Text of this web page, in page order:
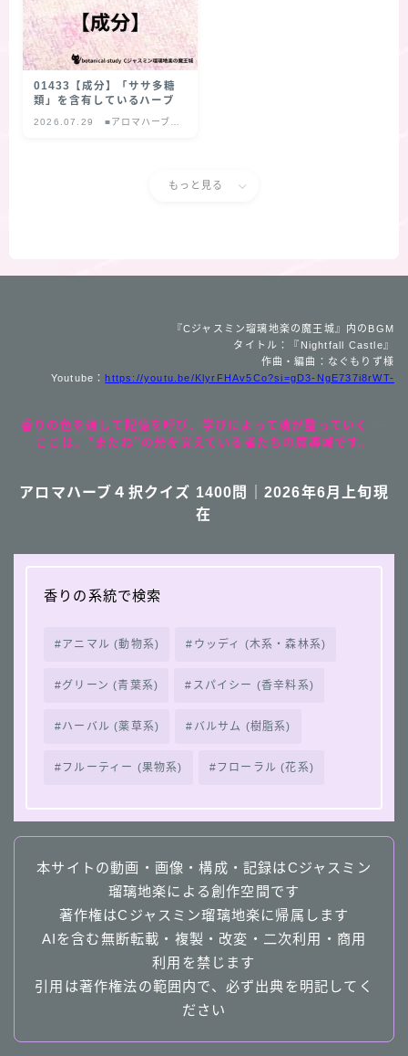
01433【成分】「ササ多糖
類」を含有しているハーブ
2026.07.29
■アロマハーブ４
もっと見る
『Cジャスミン瑠璃地楽の魔王城』内のBGM
タイトル：『Nightfall Castle』
作曲・編曲：なぐもりず様
Youtube：https://youtu.be/KlyrFHAv5Co?si=gD3-NgE737i8rWT-
香りの色を通して記憶を呼び、学びによって魂が整っていく──
ここは、“またね”の光を覚えている者たちの魔導城です。
アロマハーブ４択クイズ 1400問｜2026年6月上旬現
在
香りの系統で検索
アニマル (動物系) ウッディ (木系・森林系)
グリーン (青葉系) スパイシー (香辛料系)
ハーバル (薬草系) バルサム (樹脂系)
フルーティー (果物系) フローラル (花系)
本サイトの動画・画像・構成・記録はCジャスミン
瑠璃地楽による創作空間です
著作権はCジャスミン瑠璃地楽に帰属します
AIを含む無断転載・複製・改変・二次利用・商用
利用を禁じます
引用は著作権法の範囲内で、必ず出典を明記してく
ださい